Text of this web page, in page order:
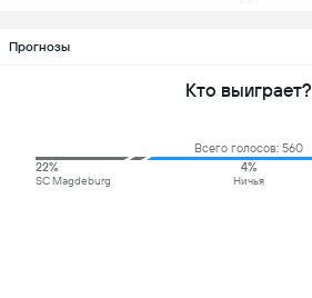
Прогнозы
Кто выиграет?
Всего голосов: 560
22%
SC Magdeburg
4%
Ничья